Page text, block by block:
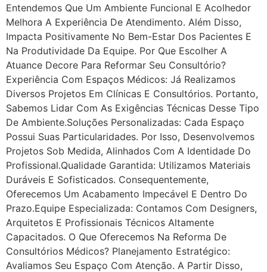
Entendemos Que Um Ambiente Funcional E Acolhedor
Melhora A Experiência De Atendimento. Além Disso,
Impacta Positivamente No Bem-Estar Dos Pacientes E
Na Produtividade Da Equipe. Por Que Escolher A
Atuance Decore Para Reformar Seu Consultório?
Experiência Com Espaços Médicos: Já Realizamos
Diversos Projetos Em Clínicas E Consultórios. Portanto,
Sabemos Lidar Com As Exigências Técnicas Desse Tipo
De Ambiente.Soluções Personalizadas: Cada Espaço
Possui Suas Particularidades. Por Isso, Desenvolvemos
Projetos Sob Medida, Alinhados Com A Identidade Do
Profissional.Qualidade Garantida: Utilizamos Materiais
Duráveis E Sofisticados. Consequentemente,
Oferecemos Um Acabamento Impecável E Dentro Do
Prazo.Equipe Especializada: Contamos Com Designers,
Arquitetos E Profissionais Técnicos Altamente
Capacitados. O Que Oferecemos Na Reforma De
Consultórios Médicos? Planejamento Estratégico:
Avaliamos Seu Espaço Com Atenção. A Partir Disso,